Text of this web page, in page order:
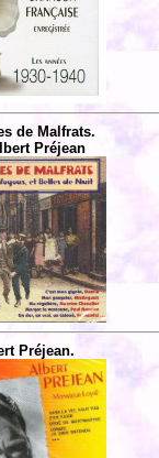
de Malfrats.
Préjean
Préjean.